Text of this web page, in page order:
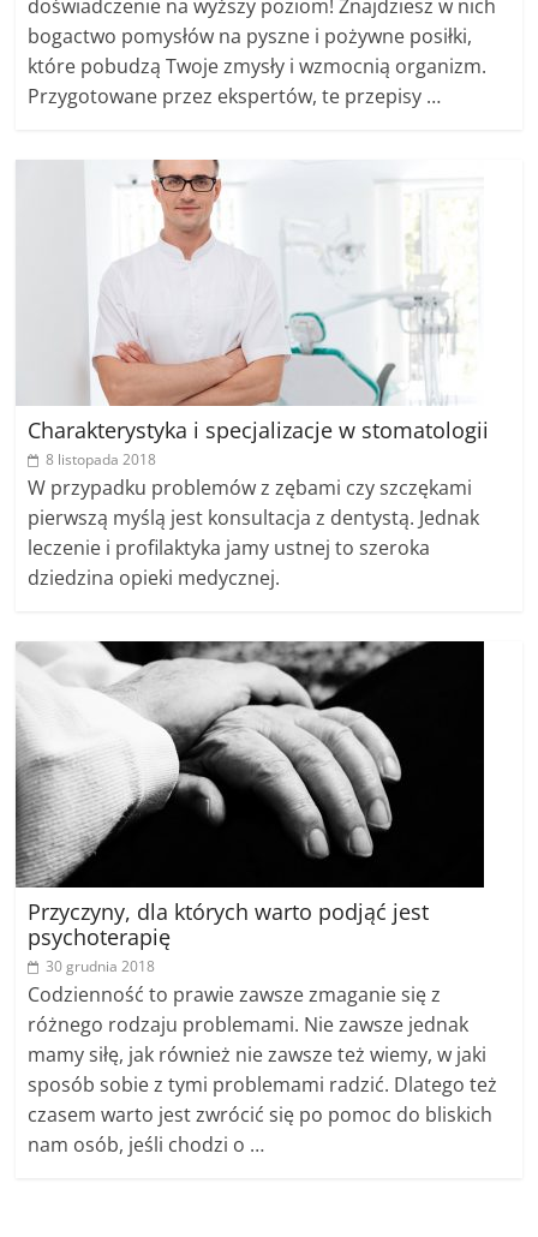
doświadczenie na wyższy poziom! Znajdziesz w nich
bogactwo pomysłów na pyszne i pożywne posiłki,
które pobudzą Twoje zmysły i wzmocnią organizm.
Przygotowane przez ekspertów, te przepisy …
Charakterystyka i specjalizacje w stomatologii
8 listopada 2018
W przypadku problemów z zębami czy szczękami
pierwszą myślą jest konsultacja z dentystą. Jednak
leczenie i profilaktyka jamy ustnej to szeroka
dziedzina opieki medycznej.
Przyczyny, dla których warto podjąć jest
psychoterapię
30 grudnia 2018
Codzienność to prawie zawsze zmaganie się z
różnego rodzaju problemami. Nie zawsze jednak
mamy siłę, jak również nie zawsze też wiemy, w jaki
sposób sobie z tymi problemami radzić. Dlatego też
czasem warto jest zwrócić się po pomoc do bliskich
nam osób, jeśli chodzi o …